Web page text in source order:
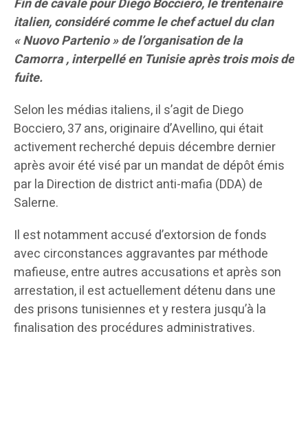
Fin de cavale pour Diego Bocciero, le trentenaire
italien, considéré comme le chef actuel du clan
« Nuovo Partenio » de l’organisation de la
Camorra , interpellé en Tunisie après trois mois de
fuite.
Selon les médias italiens, il s’agit de Diego
Bocciero, 37 ans, originaire d’Avellino, qui était
activement recherché depuis décembre dernier
après avoir été visé par un mandat de dépôt émis
par la Direction de district anti-mafia (DDA) de
Salerne.
Il est notamment accusé d’extorsion de fonds
avec circonstances aggravantes par méthode
mafieuse, entre autres accusations et après son
arrestation, il est actuellement détenu dans une
des prisons tunisiennes et y restera jusqu’à la
finalisation des procédures administratives.